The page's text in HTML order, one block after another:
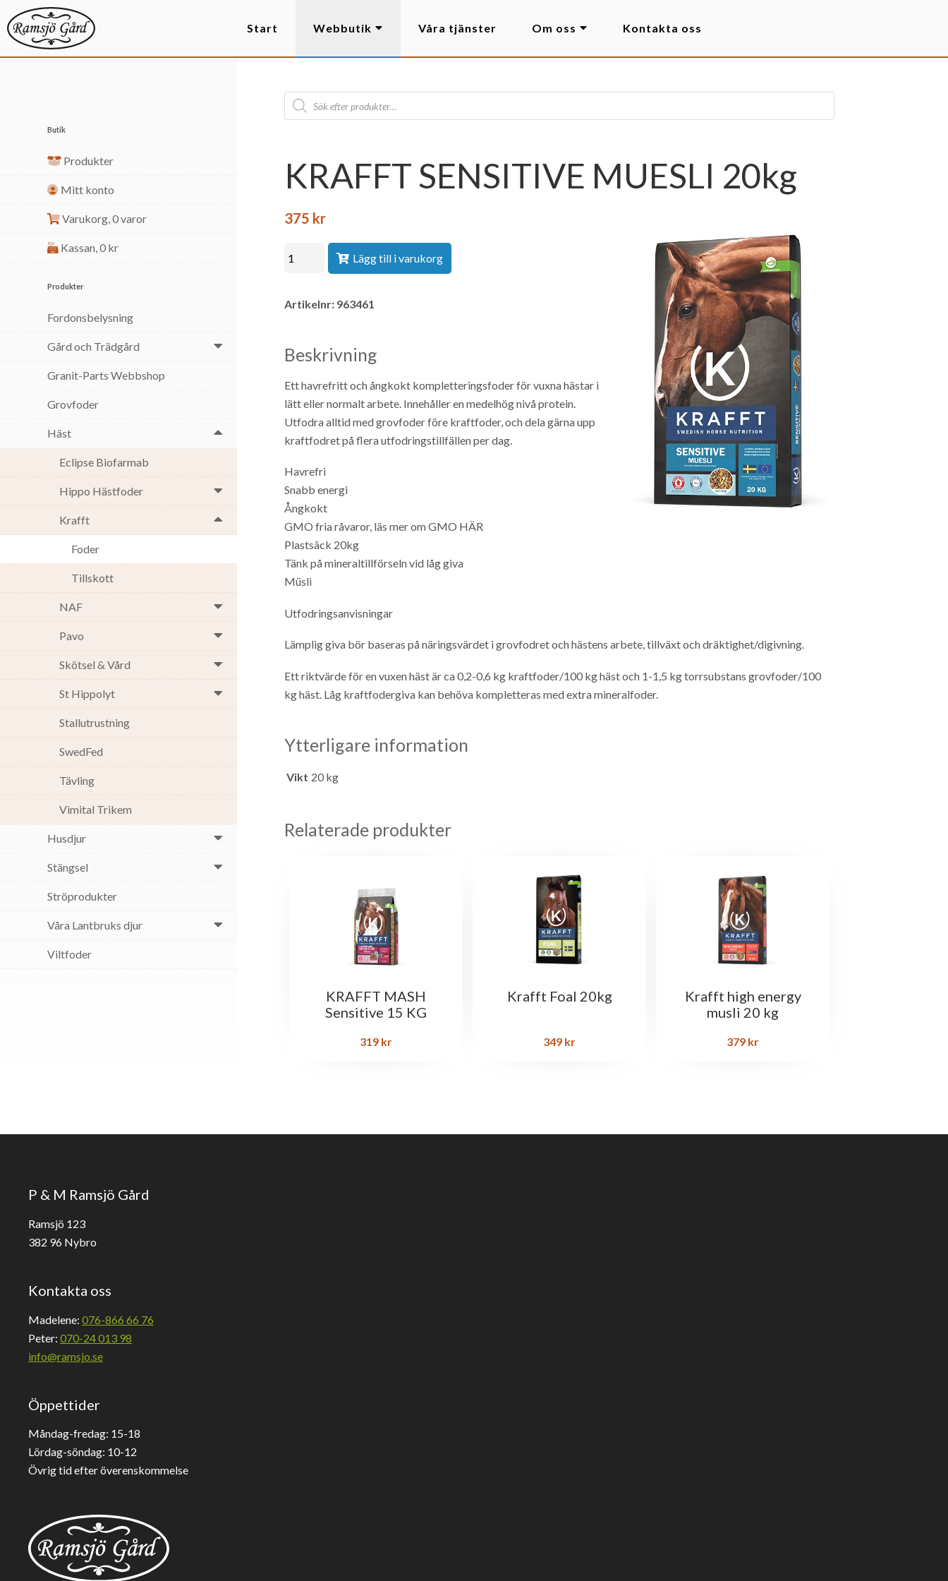
Start Webbutik Våra tjänster Om oss Kontakta oss
Butik
Produkter
Mitt konto
Varukorg,0 varor
Kassan,0 kr
Produkter
Fordonsbelysning
Gård och Trädgård
Granit-Parts Webbshop
Grovfoder
Häst
Eclipse Biofarmab
Hippo Hästfoder
Krafft
Foder
Tillskott
NAF
Pavo
Skötsel & Vård
St Hippolyt
Stallutrustning
SwedFed
Tävling
Vimital Trikem
Husdjur
Stängsel
Ströprodukter
Våra Lantbruks djur
Viltfoder
KRAFFT SENSITIVE MUESLI 20kg
375 kr
Lägg till i varukorg
Artikelnr: 963461
Beskrivning
Ett havrefritt och ångkokt kompletteringsfoder för vuxna hästar i
lätt eller normalt arbete. Innehåller en medelhög nivå protein.
Utfodra alltid med grovfoder före kraftfoder, och dela gärna upp
kraftfodret på flera utfodringstillfällen per dag.
Havrefri
Snabb energi
Ångkokt
GMO fria råvaror, läs mer om GMO HÄR
Plastsäck 20kg
Tänk på mineraltillförseln vid låg giva
Müsli
Utfodringsanvisningar
Lämplig giva bör baseras på näringsvärdet i grovfodret och hästens arbete, tillväxt och dräktighet/digivning.
Ett riktvärde för en vuxen häst är ca 0,2-0,6 kg kraftfoder/100 kg häst och 1-1,5 kg torrsubstans grovfoder/100
kg häst. Låg kraftfodergiva kan behöva kompletteras med extra mineralfoder.
Ytterligare information
Vikt 20 kg
Relaterade produkter
KRAFFT MASH
Sensitive 15 KG
319 kr
Krafft Foal 20kg
349 kr
Krafft high energy
musli 20 kg
379 kr
P & M Ramsjö Gård
Ramsjö 123
382 96 Nybro
Kontakta oss
Madelene: 076-866 66 76
Peter: 070-24 013 98
info@ramsjo.se
Öppettider
Måndag-fredag: 15-18
Lördag-söndag: 10-12
Övrig tid efter överenskommelse